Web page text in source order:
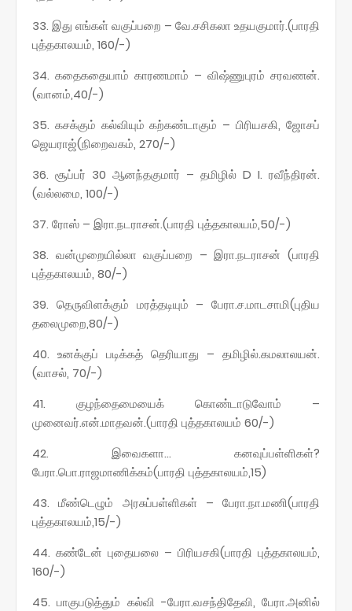
33. இது எங்கள் வகுப்பறை – வே.சசிகலா உதயகுமார்.(பாரதி
புத்தகாலயம், 160/-)
34. கதைகதையாம் காரணமாம் – விஷ்ணுபுரம் சரவணன்.
(வானம்,40/-)
35. கசக்கும் கல்வியும் கற்கண்டாகும் – பிரியசகி, ஜோசப்
ஜெயராஜ்(நிறைவகம், 270/-)
36. சூப்பர் 30 ஆனந்தகுமார் – தமிழில் D I. ரவீந்திரன்.
(வல்லமை, 100/-)
37. ரோஸ் – இரா.நடராசன்.(பாரதி புத்தகாலயம்,50/-)
38. வன்முறையில்லா வகுப்பறை – இரா.நடராசன் (பாரதி
புத்தகாலயம், 80/-)
39. தெருவிளக்கும் மரத்தடியும் – பேரா.ச.மாடசாமி(புதிய
தலைமுறை,80/-)
40. உனக்குப் படிக்கத் தெரியாது – தமிழில்.கமலாலயன்.
(வாசல், 70/-)
41. குழந்தைமையைக் கொண்டாடுவோம் –
முனைவர்.என்.மாதவன்.(பாரதி புத்தகாலயம் 60/-)
42. இவைகளா… கனவுப்பள்ளிகள்?
பேரா.பொ.ராஜமாணிக்கம்(பாரதி புத்தகாலயம்,15)
43. மீண்டெழும் அரசுப்பள்ளிகள் – பேரா.நா.மணி(பாரதி
புத்தகாலயம்,15/-)
44. கண்டேன் புதையலை – பிரியசகி(பாரதி புத்தகாலயம்,
160/-)
45. பாகுபடுத்தும் கல்வி -பேரா.வசந்திதேவி, பேரா.அனில்